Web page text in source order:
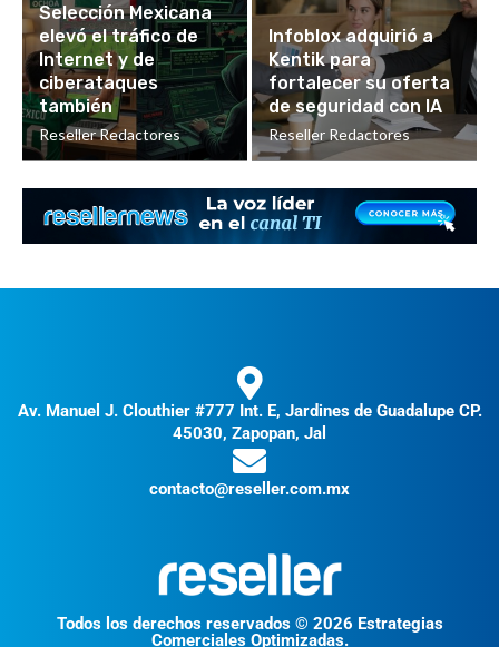
Selección Mexicana
elevó el tráfico de
Internet y de
ciberataques
también
Reseller Redactores
Infoblox adquirió a
Kentik para
fortalecer su oferta
de seguridad con IA
Reseller Redactores
Av. Manuel J. Clouthier #777 Int. E, Jardines de Guadalupe CP.
45030, Zapopan, Jal
contacto@reseller.com.mx
Todos los derechos reservados © 2026 Estrategias
Comerciales Optimizadas.